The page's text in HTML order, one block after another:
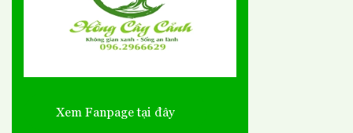
Xem Fanpage tại đây